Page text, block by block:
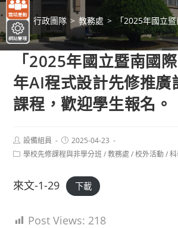
> 行政團隊 > 教務處 > 「2025年國立
「2025年國立暨南國
年AI程式設計先修推廣
課程，歡迎學生報名。
Post
author:
設備組員
Post
published:
2025-04-23
Post學校先修課程與非學分班 / 教務處 / 校外活動 /
來文-1-29 下載
Post Views: 218